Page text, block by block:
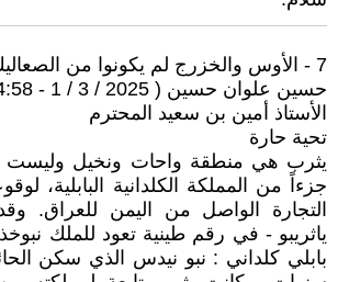
7 - الأوس والخزرج لم يكونوا من الصعاليك
حسين علوان حسين ( 2025 / 3 / 1 - 04:58 )
الأستاذ أمين بن سعيد المحترم
تحية حارة
يثرب هي منطقة واحات ونخيل وليست
جزءاً من المملكة الكلدانية البابلية،
التجارة الواصل من اليمن للعراق.
ياثريبو - في رقم طينية تعود للملك
بابلي كلداني : نبو نيدس الذي سكن